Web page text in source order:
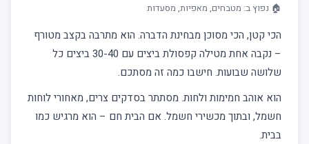
🏠 נפוץ ב: מטבחים, מאפיות, מסעדות
הכי קטן, הכי מסוכן מבחינת הדברה. הוא מתרבה בקצב מטורף
– נקבה אחת מטילה קפסולת ביצים עם 30-40 ביצים כל
שלושה שבועות. חישבו כמה זה מסתכם.
הוא אוהב חמימות ולחות. מסתתר בסדקים צרים, מאחורי לוחות
חשמל, ובתוך מכשירי חשמל. אם הבית חם – הוא מרגיש כמו
בבית.